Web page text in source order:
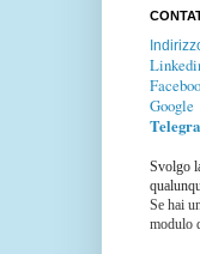
Google
Svolgo
Se hai
modulo